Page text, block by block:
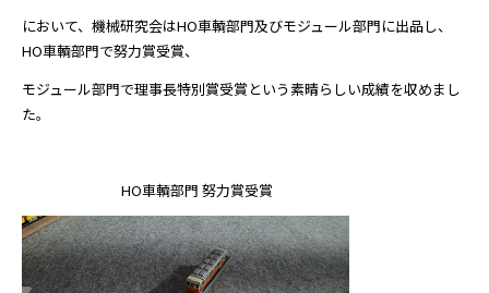
において、機械研究会はHO車輌部門及びモジュール部門に出品し、
HO車輌部門で努力賞受賞、
モジュール部門で理事長特別賞受賞という素晴らしい成績を収めまし
た。
HO車輌部門 努力賞受賞